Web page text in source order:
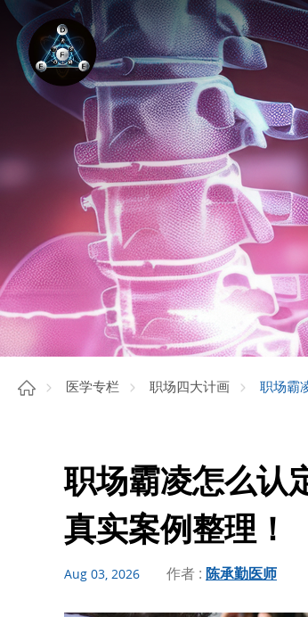
医学专栏 职场四大计画 职场霸
职场霸凌怎么认
真实案例整理！
Aug 03, 2026 作者 : 陈承勤医师